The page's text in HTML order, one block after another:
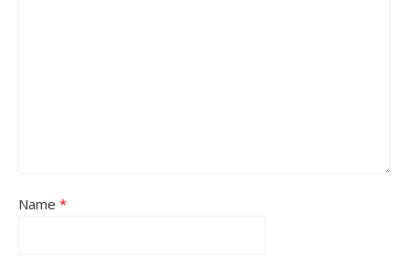
Name *